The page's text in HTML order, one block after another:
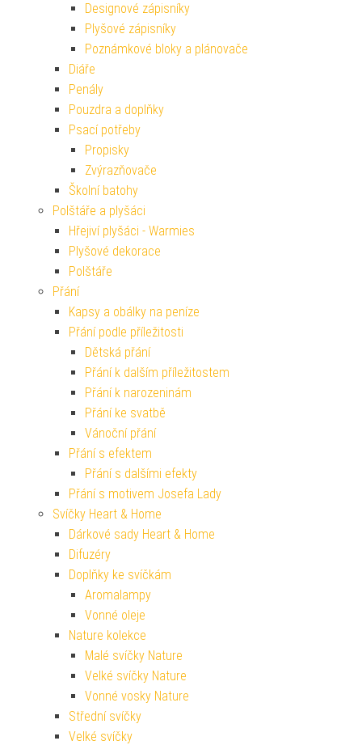
Designové zápisníky
Plyšové zápisníky
Poznámkové bloky a plánovače
Diáře
Penály
Pouzdra a doplňky
Psací potřeby
Propisky
Zvýrazňovače
Školní batohy
Polštáře a plyšáci
Hřejiví plyšáci - Warmies
Plyšové dekorace
Polštáře
Přání
Kapsy a obálky na peníze
Přání podle příležitosti
Dětská přání
Přání k dalším příležitostem
Přání k narozeninám
Přání ke svatbě
Vánoční přání
Přání s efektem
Přání s dalšími efekty
Přání s motivem Josefa Lady
Svíčky Heart & Home
Dárkové sady Heart & Home
Difuzéry
Doplňky ke svíčkám
Aromalampy
Vonné oleje
Nature kolekce
Malé svíčky Nature
Velké svíčky Nature
Vonné vosky Nature
Střední svíčky
Velké svíčky